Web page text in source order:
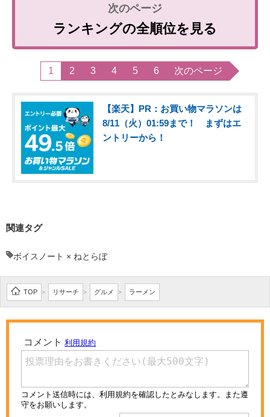
ランキングの全順位を見る
1 2 3 4 5 6 次のページ
【楽天】PR：お買い物マラソンは
8/11（火）01:59まで！ まずはエ
ントリーから！
関連タグ
ボイスノート × ねとらぼ
TOP > リサーチ > グルメ > ラーメン